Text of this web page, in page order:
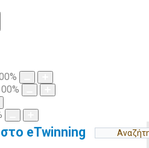
%
%
στο eTwinning